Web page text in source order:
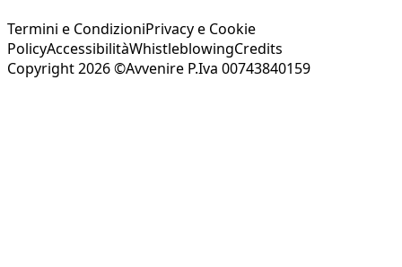
Termini e CondizioniPrivacy e Cookie
PolicyAccessibilitàWhistleblowingCredits
Copyright 2026 ©Avvenire P.Iva 00743840159